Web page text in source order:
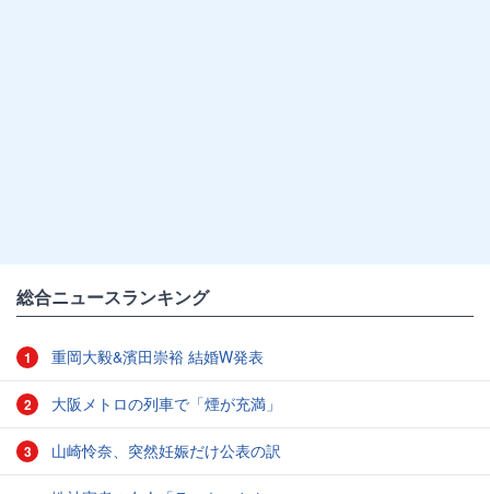
総合ニュースランキング
1 重岡大毅&濱田崇裕 結婚W発表
2 大阪メトロの列車で「煙が充満」
3 山崎怜奈、突然妊娠だけ公表の訳